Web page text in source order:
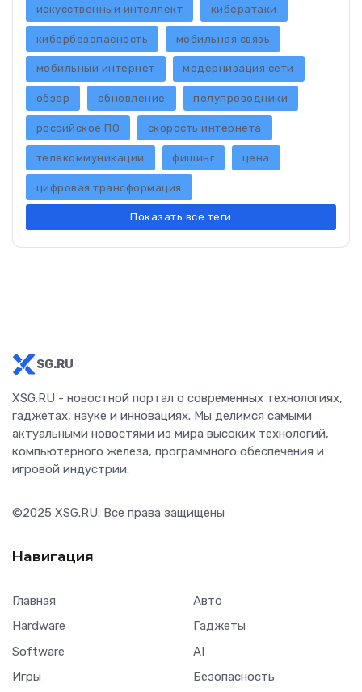
искусственный интеллект кибератаки
кибербезопасность мобильная связь
мобильный интернет модернизация сети
обзор обновление полупроводники
российское ПО скорость интернета
телекоммуникации фишинг цена
цифровая трансформация
Показать все теги
SG.RU
XSG.RU - новостной портал о современных технологиях,
гаджетах, науке и инновациях. Мы делимся самыми
актуальными новостями из мира высоких технологий,
компьютерного железа, программного обеспечения и
игровой индустрии.
©2025 XSG.RU. Все права защищены
Навигация
Главная
Hardware
Software
Игры
Авто
Гаджеты
AI
Безопасность